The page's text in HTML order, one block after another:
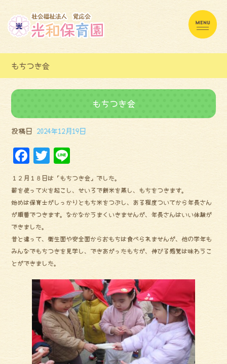
もちつき会
もちつき会
投稿日 2024年12月19日
F
a
ce
bo
ok
Tw
it
te
r
ne
１２月１８日は「もちつき会」でした。
薪を使って火を起こし、せいろで餅米を蒸し、もちをつきます。
始めは保育士がしっかりともち米をつぶし、ある程度ついてから年長さん
が順番でつきます。なかなかうまくいきませんが、年長さんはいい体験が
できました。
昔と違って、衛生面や安全面からおもちは食べられませんが、他の学年も
みんなでもちつきを見学し、できあがったもちが、伸びる感覚は味わうこ
とができました。